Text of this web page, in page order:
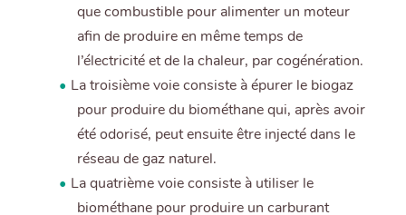
que combustible pour alimenter un moteur
afin de produire en même temps de
l’électricité et de la chaleur, par cogénération.
La troisième voie consiste à épurer le biogaz
pour produire du biométhane qui, après avoir
été odorisé, peut ensuite être injecté dans le
réseau de gaz naturel.
La quatrième voie consiste à utiliser le
biométhane pour produire un carburant